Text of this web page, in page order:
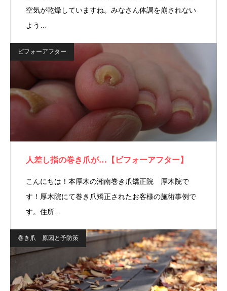
空気が乾燥していますね。みなさん体調を崩されない
よう…
ビフォーアフター
人差し指の巻き爪が…【ビフォーアフター】
こんにちは！本厚木の湘南巻き爪矯正院 厚木院で
す！厚木院にて巻き爪矯正されたお客様の施術事例で
す。住所…
巻き爪 原因と予防策